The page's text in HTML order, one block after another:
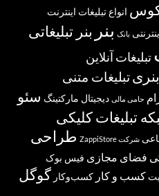
انواع تبلیغات اینترنت
بانک بنر بنر تبلیغاتی
تبلیغات آنلاین
تبلیغات متنی
حامی مالی دیجیتال مارکتینگ سئو
تبلیغات کلیکی
شرکت ZappiStore
طراحی
فضای مجازی فیس بوک
کسب و کار کسب‌وکار گوگل